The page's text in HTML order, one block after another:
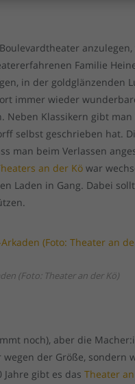
Familie
in der goldglänzenden
immer wieder
Klassikern gibt
selbst geschrieben hat.
man beim Verlassen
an der Kö war
Laden in Gang. Dabei
(Foto: Theater an der Kö)
noch), aber die
der Größe, sondern
Jahre gibt es dasTheater